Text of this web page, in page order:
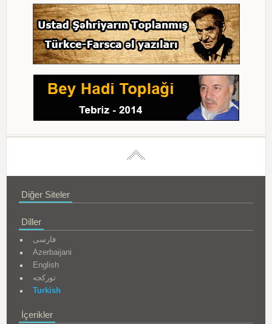
Diğer Siteler
Diller
فارسی
Azerbaijani
English
تورکجه
Turkish
İçerikler